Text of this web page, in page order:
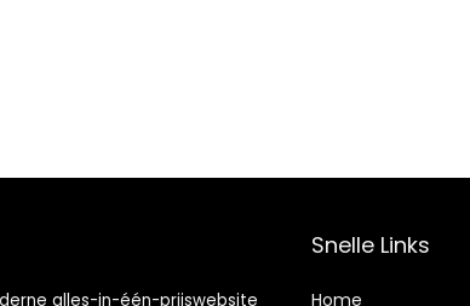
alles-in-één-prijswebsite
Snelle Links
Home